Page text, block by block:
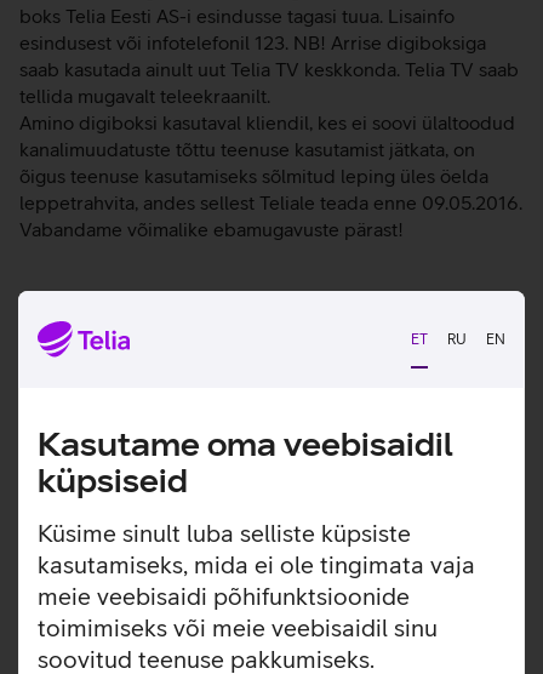
ET RU EN
Kasutame oma veebisaidil
küpsiseid
Küsime sinult luba selliste küpsiste
kasutamiseks, mida ei ole tingimata vaja
meie veebisaidi põhifunktsioonide
toimimiseks või meie veebisaidil sinu
soovitud teenuse pakkumiseks.
boks Telia Eesti AS-i esindusse tagasi tuua. Lisainfo
esindusest või infotelefonil 123. NB! Arrise digiboksiga
saab kasutada ainult uut Telia TV keskkonda. Telia TV saab
tellida mugavalt teleekraanilt.
Amino digiboksi kasutaval kliendil, kes ei soovi ülaltoodud
kanalimuudatuste tõttu teenuse kasutamist jätkata, on
õigus teenuse kasutamiseks sõlmitud leping üles öelda
leppetrahvita, andes sellest Teliale teada enne 09.05.2016.
Vabandame võimalike ebamugavuste pärast!